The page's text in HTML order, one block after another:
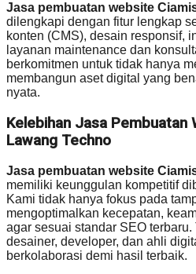
Jasa pembuatan website
dilengkapi dengan fitur lengkap
konten (CMS), desain responsif,
layanan maintenance dan
berkomitmen untuk tidak hanya
membangun aset digital yang
nyata.
Kelebihan Jasa Pembuatan
Lawang Techno
Jasa pembuatan website
memiliki keunggulan kompetitif
Kami tidak hanya fokus pada
mengoptimalkan kecepatan,
agar sesuai standar SEO
desainer, developer, dan ahli
berkolaborasi demi hasil terbaik.